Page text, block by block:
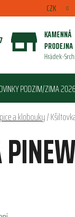
CZK
KAMENNÁ
PRODEJNA
Hrádek-Srch
PODZIM/ZIMA
a klobouky/